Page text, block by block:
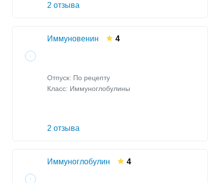
2 отзыва
Иммуновенин 4
Отпуск: По рецепту
Класс: Иммуноглобулины
2 отзыва
Иммуноглобулин 4